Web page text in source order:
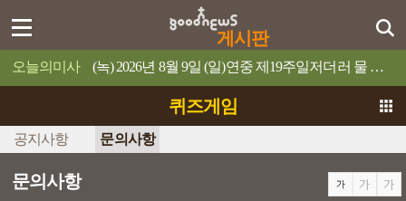
게시판
오늘의미사 (녹) 2026년 8월 9일 (일)연중 제19주일저더러 물 위로 걸어오라고 명령하십시오.
퀴즈게임
공지사항 문의사항
문의사항